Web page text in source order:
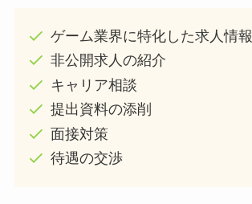
ゲーム業界に特化した求人情報
非公開求人の紹介
キャリア相談
提出資料の添削
面接対策
待遇の交渉